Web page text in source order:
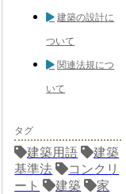
建築の設計に
ついて
関連法規につ
いて
タグ
建築用語
建築
基準法
コンクリ
ート
建築
家